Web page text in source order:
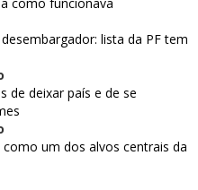
lista da PF tem
de deixar país e de se
um dos alvos centrais da